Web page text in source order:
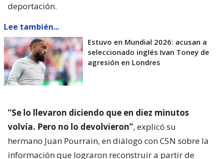
deportación.
Lee también...
Estuvo en Mundial 2026: acusan a
seleccionado inglés Ivan Toney de
agresión en Londres
“Se lo llevaron diciendo que en diez minutos
volvía. Pero no lo devolvieron”, explicó su
hermano Juan Pourrain, en diálogo con C5N sobre la
información que lograron reconstruir a partir de